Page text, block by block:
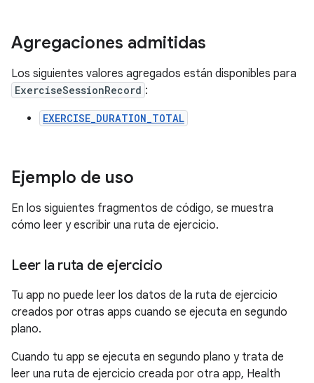
Agregaciones admitidas
Los siguientes valores agregados están disponibles para
ExerciseSessionRecord :
EXERCISE_DURATION_TOTAL
Ejemplo de uso
En los siguientes fragmentos de código, se muestra
cómo leer y escribir una ruta de ejercicio.
Leer la ruta de ejercicio
Tu app no puede leer los datos de la ruta de ejercicio
creados por otras apps cuando se ejecuta en segundo
plano.
Cuando tu app se ejecuta en segundo plano y trata de
leer una ruta de ejercicio creada por otra app, Health